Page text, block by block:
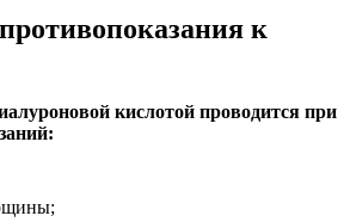
к
кислотой проводится при